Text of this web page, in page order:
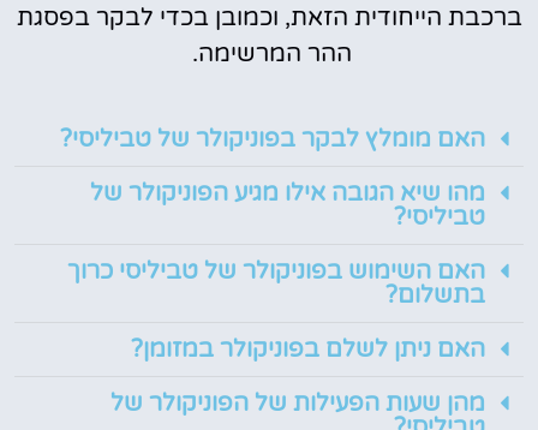
ברכבת הייחודית הזאת, וכמובן בכדי לבקר בפסגת
ההר המרשימה.
האם מומלץ לבקר בפוניקולר של טביליסי?
מהו שיא הגובה אילו מגיע הפוניקולר של
טביליסי?
האם השימוש בפוניקולר של טביליסי כרוך
בתשלום?
האם ניתן לשלם בפוניקולר במזומן?
מהן שעות הפעילות של הפוניקולר של